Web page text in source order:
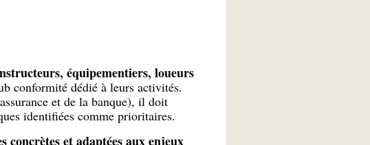
équipementiers, loueurs
conformité dédié à leurs activités.
et de la banque), il doit
identifiées comme prioritaires.
concrètes et adaptées aux enjeux